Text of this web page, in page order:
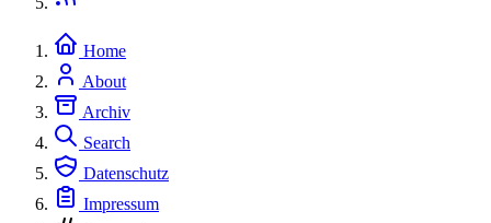
Home
About
Archiv
Search
Datenschutz
Impressum